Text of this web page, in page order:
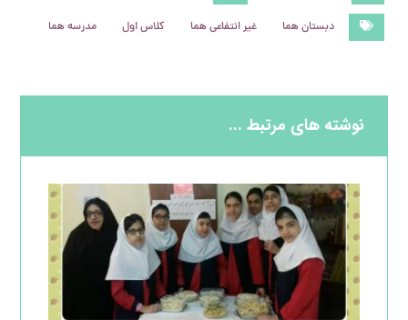
دبستان هما غیر انتفاعی هما کلاس اول مدرسه هما
نوشته های مرتبط ...